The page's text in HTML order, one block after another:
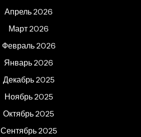
Апрель 2026
Март 2026
Февраль 2026
Январь 2026
Декабрь 2025
Ноябрь 2025
Октябрь 2025
Сентябрь 2025